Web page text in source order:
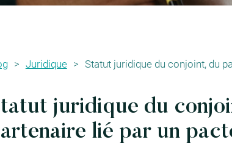
> Juridique >
juridique du
lié par un